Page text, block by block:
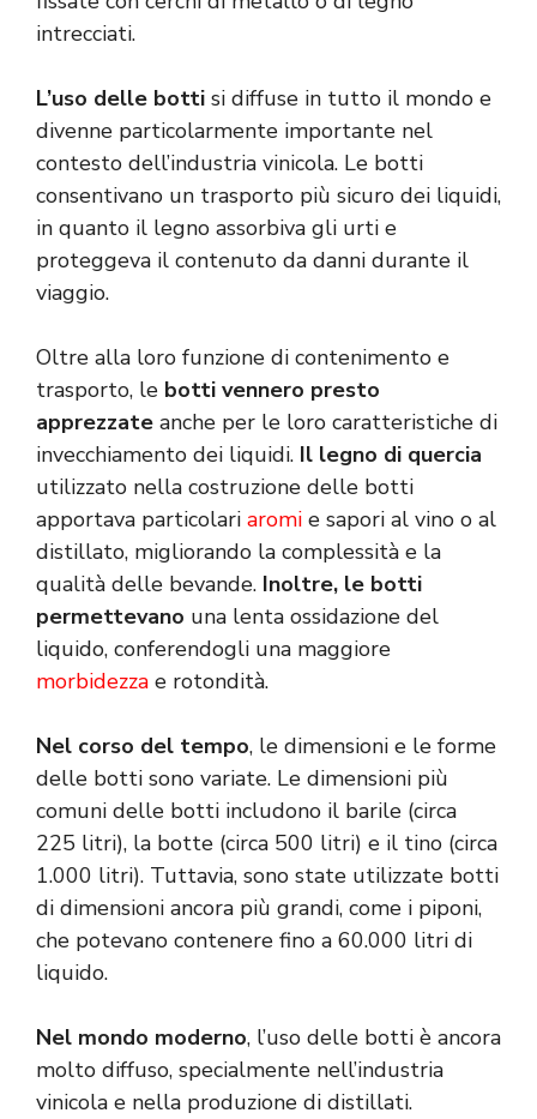
intrecciati.
L’uso delle botti si diffuse in tutto il mondo e
divenne particolarmente importante nel
contesto dell’industria vinicola. Le botti
consentivano un trasporto più sicuro dei liquidi,
in quanto il legno assorbiva gli urti e
proteggeva il contenuto da danni durante il
viaggio.
Oltre alla loro funzione di contenimento e
trasporto, le botti vennero presto
apprezzate anche per le loro caratteristiche di
invecchiamento dei liquidi. Il legno di quercia
utilizzato nella costruzione delle botti
apportava particolari aromi e sapori al vino o al
distillato, migliorando la complessità e la
qualità delle bevande. Inoltre, le botti
permettevano una lenta ossidazione del
liquido, conferendogli una maggiore
morbidezza e rotondità.
Nel corso del tempo, le dimensioni e le forme
delle botti sono variate. Le dimensioni più
comuni delle botti includono il barile (circa
225 litri), la botte (circa 500 litri) e il tino (circa
1.000 litri). Tuttavia, sono state utilizzate botti
di dimensioni ancora più grandi, come i piponi,
che potevano contenere fino a 60.000 litri di
liquido.
Nel mondo moderno, l’uso delle botti è ancora
molto diffuso, specialmente nell’industria
vinicola e nella produzione di distillati.